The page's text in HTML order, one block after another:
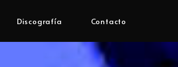
Discografía Contacto